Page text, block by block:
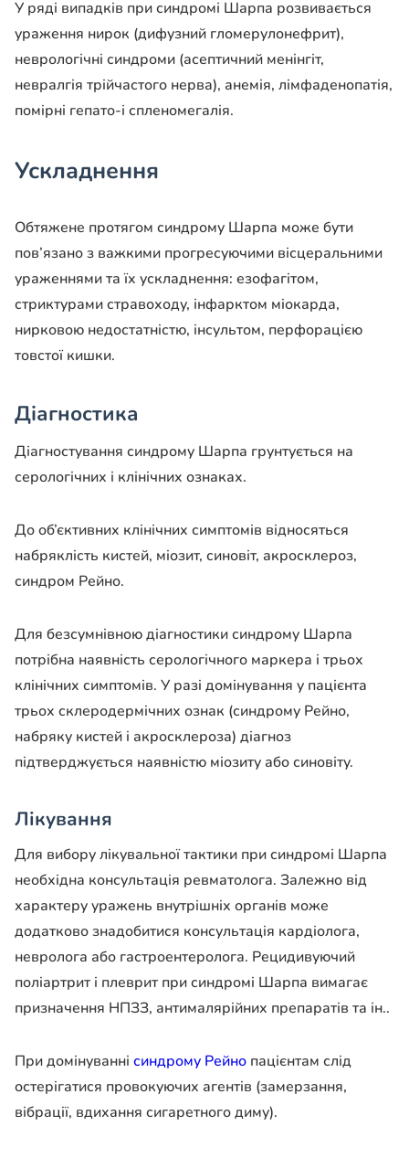
У ряді випадків при синдромі Шарпа розвивається
ураження нирок (дифузний гломерулонефрит),
неврологічні синдроми (асептичний менінгіт,
невралгія трійчастого нерва), анемія, лімфаденопатія,
помірні гепато-і спленомегалія.
Ускладнення
Обтяжене протягом синдрому Шарпа може бути
пов’язано з важкими прогресуючими вісцеральними
ураженнями та їх ускладнення: езофагітом,
стриктурами стравоходу, інфарктом міокарда,
нирковою недостатністю, інсультом, перфорацією
товстої кишки.
Діагностика
Діагностування синдрому Шарпа грунтується на
серологічних і клінічних ознаках.
До об’єктивних клінічних симптомів відносяться
набряклість кистей, міозит, синовіт, акросклероз,
синдром Рейно.
Для безсумнівною діагностики синдрому Шарпа
потрібна наявність серологічного маркера і трьох
клінічних симптомів. У разі домінування у пацієнта
трьох склеродермічних ознак (синдрому Рейно,
набряку кистей і акросклероза) діагноз
підтверджується наявністю міозиту або синовіту.
Лікування
Для вибору лікувальної тактики при синдромі Шарпа
необхідна консультація ревматолога. Залежно від
характеру уражень внутрішніх органів може
додатково знадобитися консультація кардіолога,
невролога або гастроентеролога. Рецидивуючий
поліартрит і плеврит при синдромі Шарпа вимагає
призначення НПЗЗ, антималярійних препаратів та ін..
При домінуванні синдрому Рейно пацієнтам слід
остерігатися провокуючих агентів (замерзання,
вібрації, вдихання сигаретного диму).